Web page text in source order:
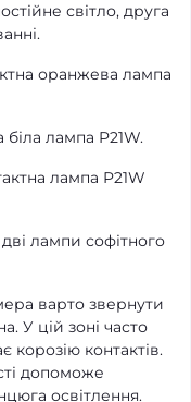
світло, друга
оранжева лампа
біла лампа P21W.
лампа P21W
лампи софітного
варто звернути
У цій зоні часто
корозію контактів.
допоможе
освітлення.